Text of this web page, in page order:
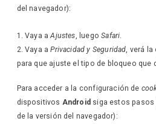
del navegador):
Vaya aAjustes, luegoSafari.
Vaya aPrivacidad y Seguridad, verá la
para que ajuste el tipo de bloqueo que
Para acceder a la configuración de
dispositivos Android siga estos pasos
de la versión del navegador):